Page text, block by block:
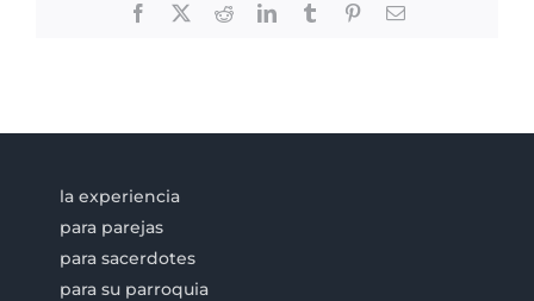
Facebook RedditLinkedInTumblr PinterestEmail
la experiencia
para parejas
para sacerdotes
para su parroquia